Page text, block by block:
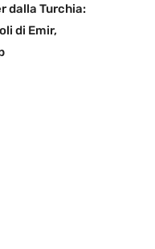
dalla Turchia:
di Emir,